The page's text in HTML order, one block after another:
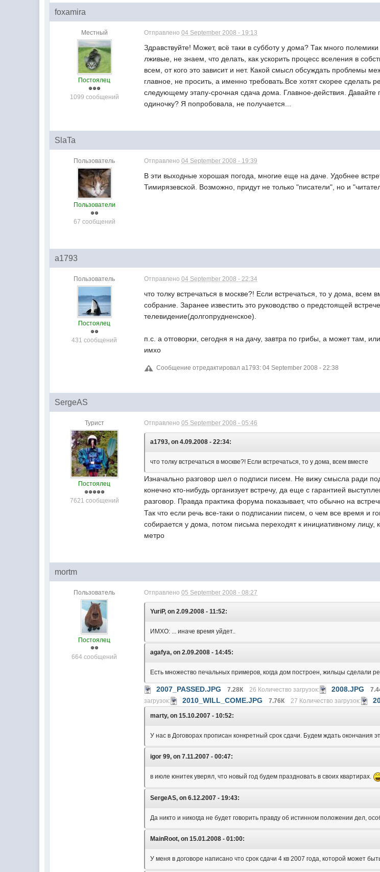
foxamira
Местный
Постоялец
1099 сообщений
Отправлено04 September 2008 - 19:13
Здравствуйте! Может, всё таки в субботу у дома? Так много
лживые, не знаем, что делать, как ускорить процесс вселения в
всем, от кого это зависит и нет. Какой смысл обсуждать проблемы
главное, не просить, а именно требовать.Все хотят скорее
следующему этапу-срочная сдача дома. Главное-действия.
одиночку? Я попробовала, не получается...
SlaTa
Пользователь
Пользователи
67 сообщений
Отправлено04 September 2008 - 19:39
В эти выходные хорошая погода, многие еще на даче. Удобнее
Тимирязевской. Возможно, придут не только "писатели", но и
a1793
Пользователь
Постоялец
431 сообщений
Отправлено04 September 2008 - 22:34
что толку встречаться в москве?! Если встречаться, то у дома, всем
собрание. Заранее известить это руководство о предстоящей
телевидение(долгопрудненское).
п.с. а отговорки, сегодня я на дачу, завтра по грибы, а может там,
имхо
Сообщение отредактировал a1793: 04 September 2008 - 22:38
SergeAS
Турист
Постоялец
7621 сообщений
Отправлено05 September 2008 - 05:46
a1793, on 4.09.2008 - 22:34:
что толку встречаться в москве?! Если встречаться, то у дома, всем вместе
Изначально разговор шел о подписи писем. Не вижу смысла ради
конечно кто-нибудь организует встречу, да еще с гарантией
разговор. Правда практика форума показывает, что обычно на
Так что если речь все-таки о подписании писем, о чем все время и
собирается у дома, потом письма переходят к инициативному лицу,
метро
mortm
Пользователь
Постоялец
664 сообщений
Отправлено05 September 2008 - 08:27
YuriP, on 2.09.2008 - 11:52:
ИМХО: ... иначе время уйдет..
agafya, on 2.09.2008 - 14:45:
Есть множество печальных примеров, когда дом построен, жильцы сделали
2007_PASSED.JPG 7.28К 26 Количество загрузок: 2008.JPG
загрузок:
2010_WILL_COME.JPG 7.76К 27 Количество загрузок:
marty, on 15.10.2007 - 10:52:
У нас в Договорах прописан конкретный срок сдачи. Будем ждать окончания
igor 99, on 7.11.2007 - 00:47:
в июле юнитек уверял, что новый год будем праздновать в своих квартирах.
SergeAS, on 6.12.2007 - 19:43:
Да никто и никогда не будет говорить правду об истинном положении дел,
MainRoot, on 15.01.2008 - 01:00:
У меня в договоре написано что срок сдачи 4 кв 2007 года, которой может